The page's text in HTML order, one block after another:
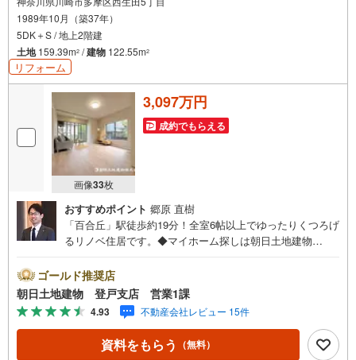
1989年10月（築37年）
5DK＋S / 地上2階建
土地159.39m2 /建物 122.55m2
リフォーム
画像33枚
3,097万円
成約でもらえる
おすすめポイント 郷原 直樹
「百合丘」駅徒歩約19分！全室6帖以上でゆったりくつろげ
るリノベ住居です。◆マイホーム探しは朝日土地建物
プで購入後も安心◆◇地域密着！購入だけでなくご売却も
しっかりとサポートします！◇◆【朝日土地建物 登戸支
店】イチ押しポイント！◆◇【多摩区西生田5丁目】■「百
合丘」駅徒歩19分！駅前にスーパーやコンビニがあるの
で、日々の生活も楽々！■閑静な住宅街に位置し、利便性と
調和がとれた憩いの住環境！建物は内外装フルリフォーム
ゴールド推奨店
朝日土地建物 登戸支店 営業1課
4.93 不動産会社レビュー 15件
資料をもらう （無料）